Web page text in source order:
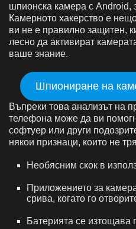
шпионска камера с Android,
Камерното хакерство е
ви не е правилно защитен,
лесно да активират
ваше знание.
Шпиониране на
Въпреки това анализът на
телефона може да ви
софтуер или други
някои признаци, които не
Необясним скок в
Приложението за
срива, когато го
Батерията се изтощава